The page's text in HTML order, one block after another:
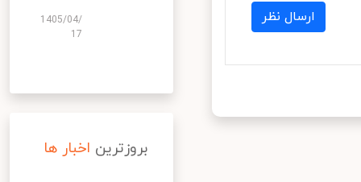
ارسال نظر
1405/04/
17
بروزترین اخبار ها